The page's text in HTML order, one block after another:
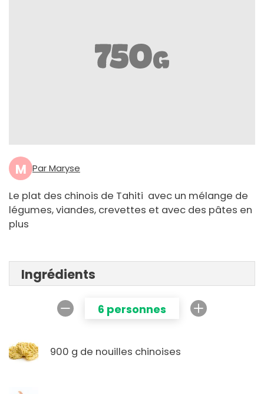
M Par Maryse
Le plat des chinois de Tahiti avec un mélange de
légumes, viandes, crevettes et avec des pâtes en
plus
Ingrédients
6 personnes
900 g de nouilles chinoises